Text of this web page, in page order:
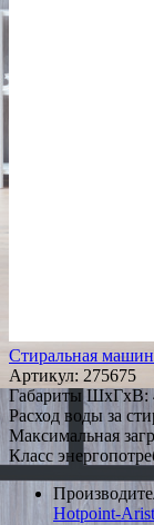
Стиральная
Артикул: 275675
Габариты ШxГxВ:
Расход воды за
Максимальная
Класс
Hotpoint-